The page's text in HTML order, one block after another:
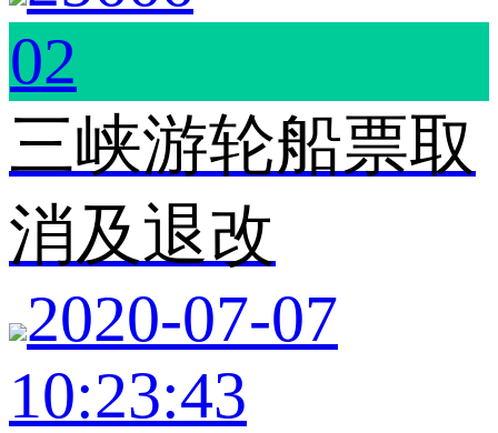
02
三峡游轮船票取
消及退改
2020-07-07
10:23:43